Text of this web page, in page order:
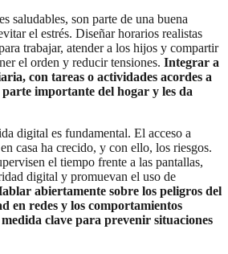
saludables, son parte de una buena
el estrés. Diseñar horarios realistas
trabajar, atender a los hijos y compartir
el orden y reducir tensiones. Integrar a
con tareas o actividades acordes a
parte importante del hogar y les da
digital es fundamental. El acceso a
casa ha crecido, y con ello, los riesgos.
el tiempo frente a las pantallas,
digital y promuevan el uso de
abiertamente sobre los peligros del
en redes y los comportamientos
clave para prevenir situaciones